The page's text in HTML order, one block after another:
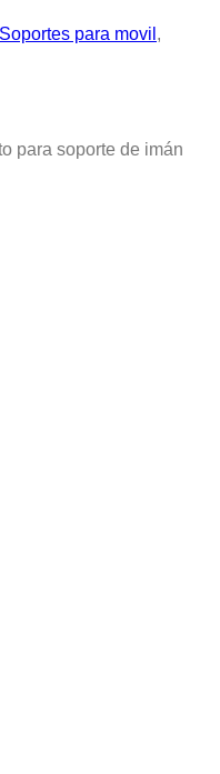
Soportes para movil ,
para soporte de imán